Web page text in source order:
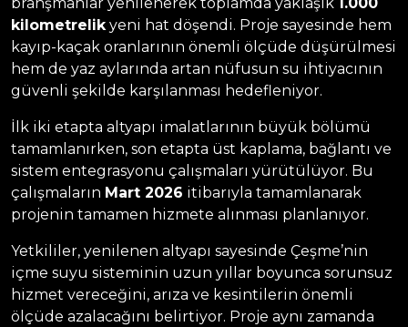
kilometrelikyeni hat döşendi. Proje sayesinde hem
kayıp-kaçak oranlarının önemli ölçüde düşürülmesi
hem de yaz aylarında artan nüfusun su ihtiyacının
güvenli şekilde karşılanması hedefleniyor.
İlk iki etapta altyapı imalatlarının büyük bölümü
tamamlanırken, son etapta üst kaplama, bağlantı ve
sistem entegrasyonu çalışmaları yürütülüyor. Bu
çalışmaların Mart 2026 itibarıyla tamamlanarak
projenin tamamen hizmete alınması planlanıyor.
Yetkililer, yenilenen altyapı sayesinde Çeşme’nin
içme suyu sisteminin uzun yıllar boyunca sorunsuz
hizmet vereceğini, arıza ve kesintilerin önemli
ölçüde azalacağını belirtiyor. Proje aynı zamanda